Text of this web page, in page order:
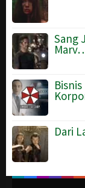
Sang
Dari